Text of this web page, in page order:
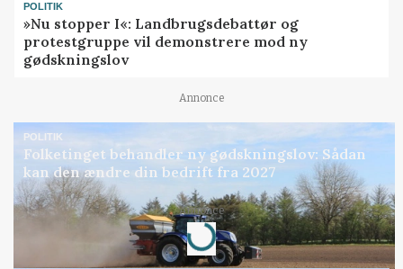
POLITIK
»Nu stopper I«: Landbrugsdebattør og
protestgruppe vil demonstrere mod ny
gødskningslov
Annonce
POLITIK
Folketinget behandler ny gødskningslov: Sådan
kan den ændre din bedrift fra 2027
Annonce
Loading...